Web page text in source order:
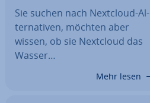
Sie suchen nach Nextcloud-Al­
ter­na­ti­ven, möchten aber
wissen, ob sie Nextcloud das
Wasser…
Mehr lesen